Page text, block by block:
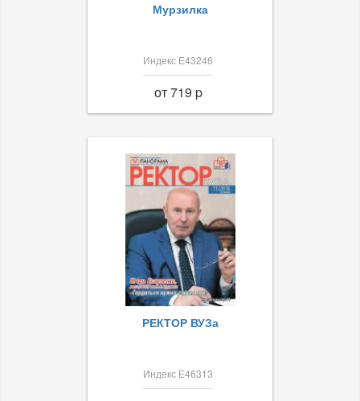
Мурзилка
Индекс Е43246
от 719 p
РЕКТОР ВУЗа
Индекс Е46313